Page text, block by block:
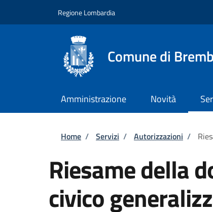
Regione Lombardia
Comune di
Amministrazione Novità
Briciole di pane
Home / Servizi / Autorizzazioni /
Riesame della
civico